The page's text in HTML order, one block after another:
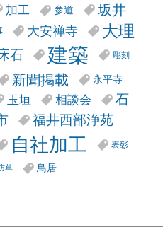
加工 参道
坂井
大安禅寺
大理
石 建築 彫刻
新聞掲載 永平寺
玉垣 相談会
石
福井西部浄苑
自社加工 表彰
草 鳥居